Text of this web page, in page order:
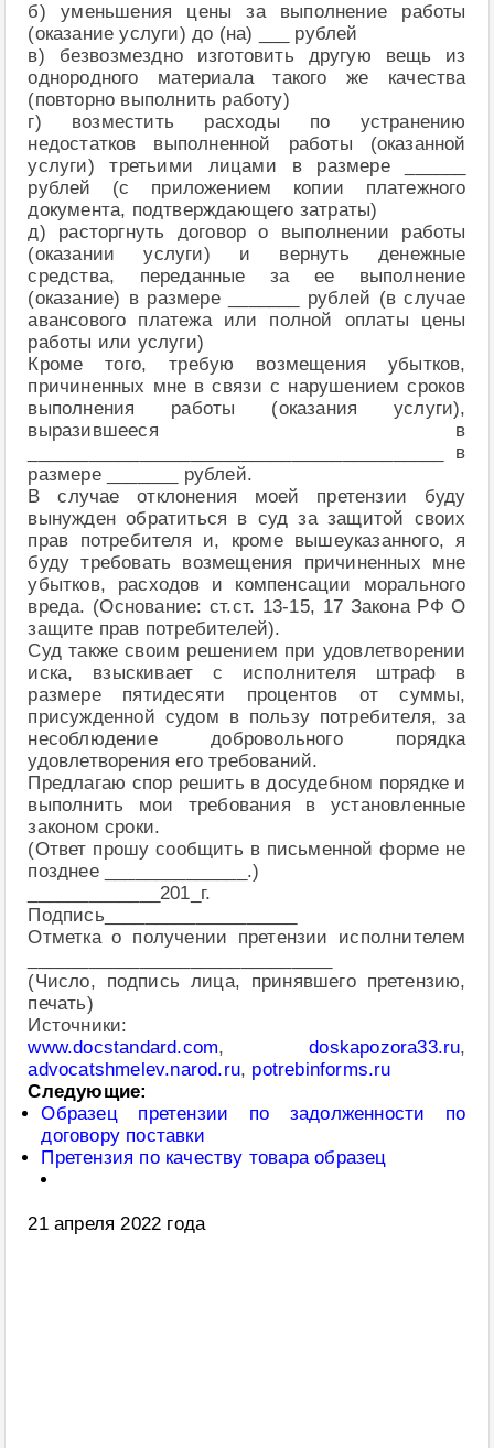
б) уменьшения цены за выполнение работы
(оказание услуги) до (на) ___ рублей
в) безвозмездно изготовить другую вещь из
однородного материала такого же качества
(повторно выполнить работу)
г) возместить расходы по устранению
недостатков выполненной работы (оказанной
услуги) третьими лицами в размере ______
рублей (с приложением копии платежного
документа, подтверждающего затраты)
д) расторгнуть договор о выполнении работы
(оказании услуги) и вернуть денежные
средства, переданные за ее выполнение
(оказание) в размере _______ рублей (в случае
авансового платежа или полной оплаты цены
работы или услуги)
Кроме того, требую возмещения убытков,
причиненных мне в связи с нарушением сроков
выполнения работы (оказания услуги),
выразившееся в
_________________________________________ в
размере _______ рублей.
В случае отклонения моей претензии буду
вынужден обратиться в суд за защитой своих
прав потребителя и, кроме вышеуказанного, я
буду требовать возмещения причиненных мне
убытков, расходов и компенсации морального
вреда. (Основание: ст.ст. 13-15, 17 Закона РФ О
защите прав потребителей).
Суд также своим решением при удовлетворении
иска, взыскивает с исполнителя штраф в
размере пятидесяти процентов от суммы,
присужденной судом в пользу потребителя, за
несоблюдение добровольного порядка
удовлетворения его требований.
Предлагаю спор решить в досудебном порядке и
выполнить мои требования в установленные
законом сроки.
(Ответ прошу сообщить в письменной форме не
позднее ______________.)
_____________201_г.
Подпись___________________
Отметка о получении претензии исполнителем
(Число, подпись лица, принявшего претензию,
печать)
Источники:
www.docstandard.com,doskapozora33.ru,
advocatshmelev.narod.ru, potrebinforms.ru
Следующие:
Образец претензии по задолженности по
договору поставки
Претензия по качеству товара образец
21 апреля 2022 года